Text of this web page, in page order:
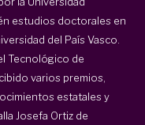
estudios doctorales en
del País Vasco.
Tecnológico de
varios premios,
estatales y
Josefa Ortiz de